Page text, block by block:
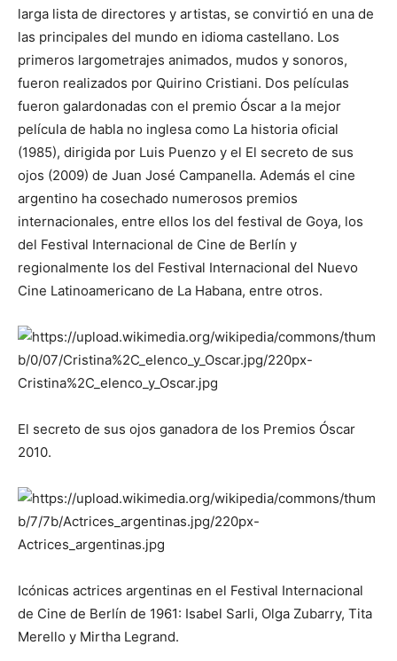
larga lista de directores y artistas, se convirtió en una de
las principales del mundo en idioma castellano. Los
primeros largometrajes animados, mudos y sonoros,
fueron realizados por Quirino Cristiani. Dos películas
fueron galardonadas con el premio Óscar a la mejor
película de habla no inglesa como La historia oficial
(1985), dirigida por Luis Puenzo y el El secreto de sus
ojos (2009) de Juan José Campanella. Además el cine
argentino ha cosechado numerosos premios
internacionales, entre ellos los del festival de Goya, los
del Festival Internacional de Cine de Berlín y
regionalmente los del Festival Internacional del Nuevo
Cine Latinoamericano de La Habana, entre otros.
El secreto de sus ojos ganadora de los Premios Óscar
2010.
Icónicas actrices argentinas en el Festival Internacional
de Cine de Berlín de 1961: Isabel Sarli, Olga Zubarry, Tita
Merello y Mirtha Legrand.